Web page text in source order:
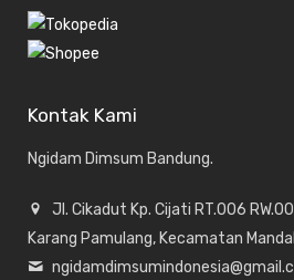
Kontak Kami
Ngidam Dimsum Bandung.
Jl. Cikadut Kp. Cijati RT.006
Karang Pamulang, Kecamatan